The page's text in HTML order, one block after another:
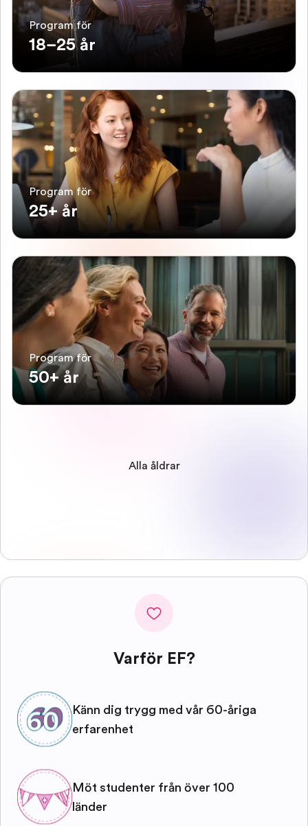
Program för
18–25 år
Program för
25+ år
Program för
50+ år
Alla åldrar
Varför EF?
Känn dig trygg med vår 60-åriga
erfarenhet
Möt studenter från över 100
länder